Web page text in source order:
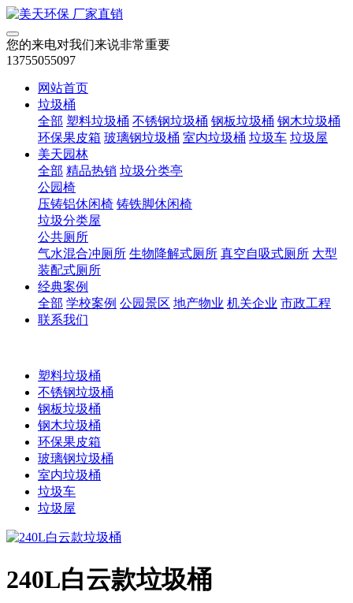
您的来电对我们来说非常重要
13755055097
网站首页
垃圾桶
全部 塑料垃圾桶 不锈钢垃圾桶 钢板垃圾桶 钢木垃圾桶
环保果皮箱 玻璃钢垃圾桶 室内垃圾桶 垃圾车 垃圾屋
美天园林
全部 精品热销 垃圾分类亭
公园椅
压铸铝休闲椅 铸铁脚休闲椅
垃圾分类屋
公共厕所
气水混合冲厕所 生物降解式厕所 真空自吸式厕所 大型
装配式厕所
经典案例
全部 学校案例 公园景区 地产物业 机关企业 市政工程
联系我们
塑料垃圾桶
不锈钢垃圾桶
钢板垃圾桶
钢木垃圾桶
环保果皮箱
玻璃钢垃圾桶
室内垃圾桶
垃圾车
垃圾屋
240L白云款垃圾桶